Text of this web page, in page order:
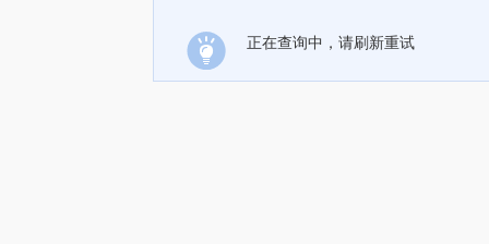
正在查询中，请刷新重试